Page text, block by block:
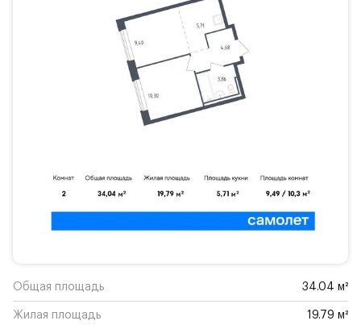
Общая площадь 34.04 м²
Жилая площадь 19.79 м²